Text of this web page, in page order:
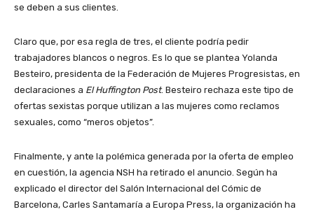
se deben a sus clientes.
Claro que, por esa regla de tres, el cliente podría pedir
trabajadores blancos o negros. Es lo que se plantea Yolanda
Besteiro, presidenta de la Federación de Mujeres Progresistas, en
declaraciones a El Huffington Post. Besteiro rechaza este tipo de
ofertas sexistas porque utilizan a las mujeres como reclamos
sexuales, como “meros objetos”.
Finalmente, y ante la polémica generada por la oferta de empleo
en cuestión, la agencia NSH ha retirado el anuncio. Según ha
explicado el director del Salón Internacional del Cómic de
Barcelona, Carles Santamaría a Europa Press, la organización ha